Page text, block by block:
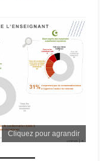
Cliquez pour agrandir